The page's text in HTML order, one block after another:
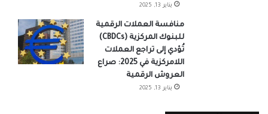
يناير 13, 2025
منافسة العملات الرقمية
للبنوك المركزية (CBDCs)
تُؤدي إلى تراجع العملات
اللامركزية في 2025: صراع
العروش الرقمية
يناير 13, 2025